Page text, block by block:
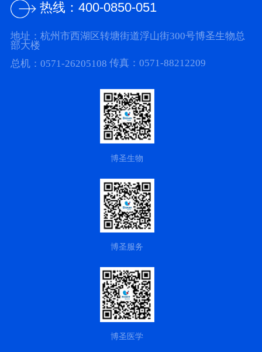
热线： 400-0850-051
地址：杭州市西湖区转塘街道浮山街300号博圣生物总
部大楼
总机：0571-26205108 传真：0571-88212209
博圣生物
博圣服务
博圣医学
网站建设杭州蒙特提供